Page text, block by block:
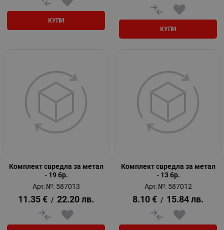
КУПИ
КУПИ
Комплект свредла за метал
- 19 бр.
Арт.№: 587013
11.35 € / 22.20 лв.
Комплект свредла за метал
- 13 бр.
Арт.№: 587012
8.10 € / 15.84 лв.